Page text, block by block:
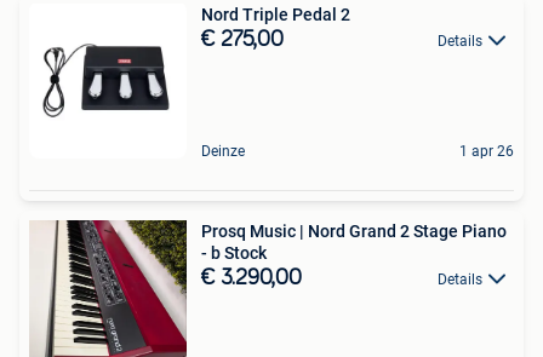
Nord Triple Pedal 2
€ 275,00 Details
Deinze 1 apr 26
Prosq Music | Nord Grand 2 Stage Piano
- b Stock
€ 3.290,00 Details